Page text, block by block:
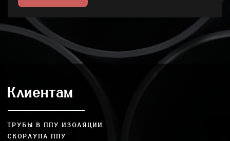
Клиентам
ТРУБЫ В ППУ ИЗОЛЯЦИИ
СКОРЛУПА ППУ